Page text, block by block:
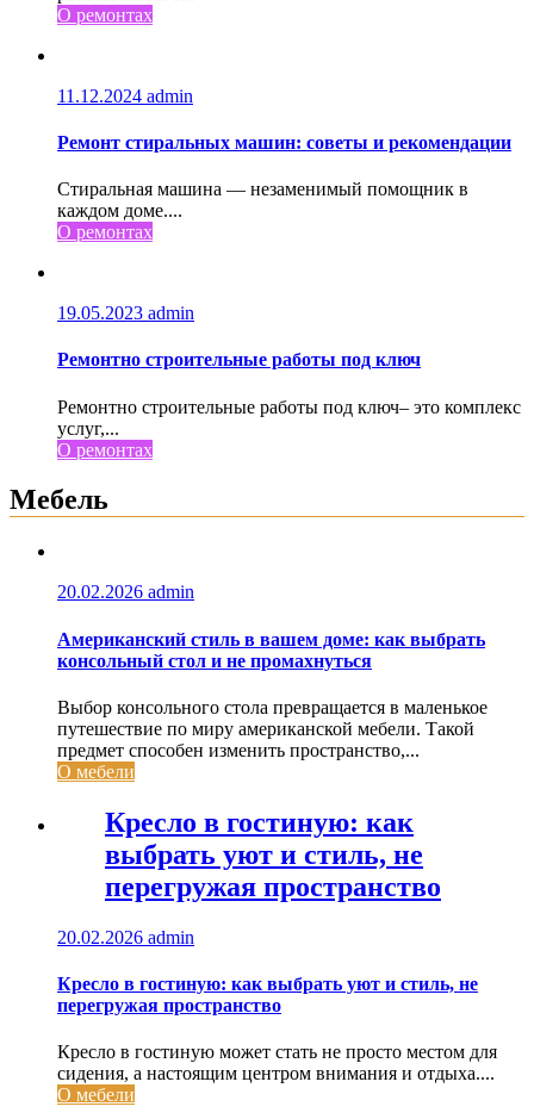
О ремонтах
11.12.2024 admin
Ремонт стиральных машин: советы и рекомендации
Стиральная машина — незаменимый помощник в
каждом доме....
О ремонтах
19.05.2023 admin
Ремонтно строительные работы под ключ
Ремонтно строительные работы под ключ– это комплекс
услуг,...
О ремонтах
Мебель
20.02.2026 admin
Американский стиль в вашем доме: как выбрать
консольный стол и не промахнуться
Выбор консольного стола превращается в маленькое
путешествие по миру американской мебели. Такой
предмет способен изменить пространство,...
О мебели
Кресло в гостиную: как
выбрать уют и стиль, не
перегружая пространство
20.02.2026 admin
Кресло в гостиную: как выбрать уют и стиль, не
перегружая пространство
Кресло в гостиную может стать не просто местом для
сидения, а настоящим центром внимания и отдыха....
О мебели